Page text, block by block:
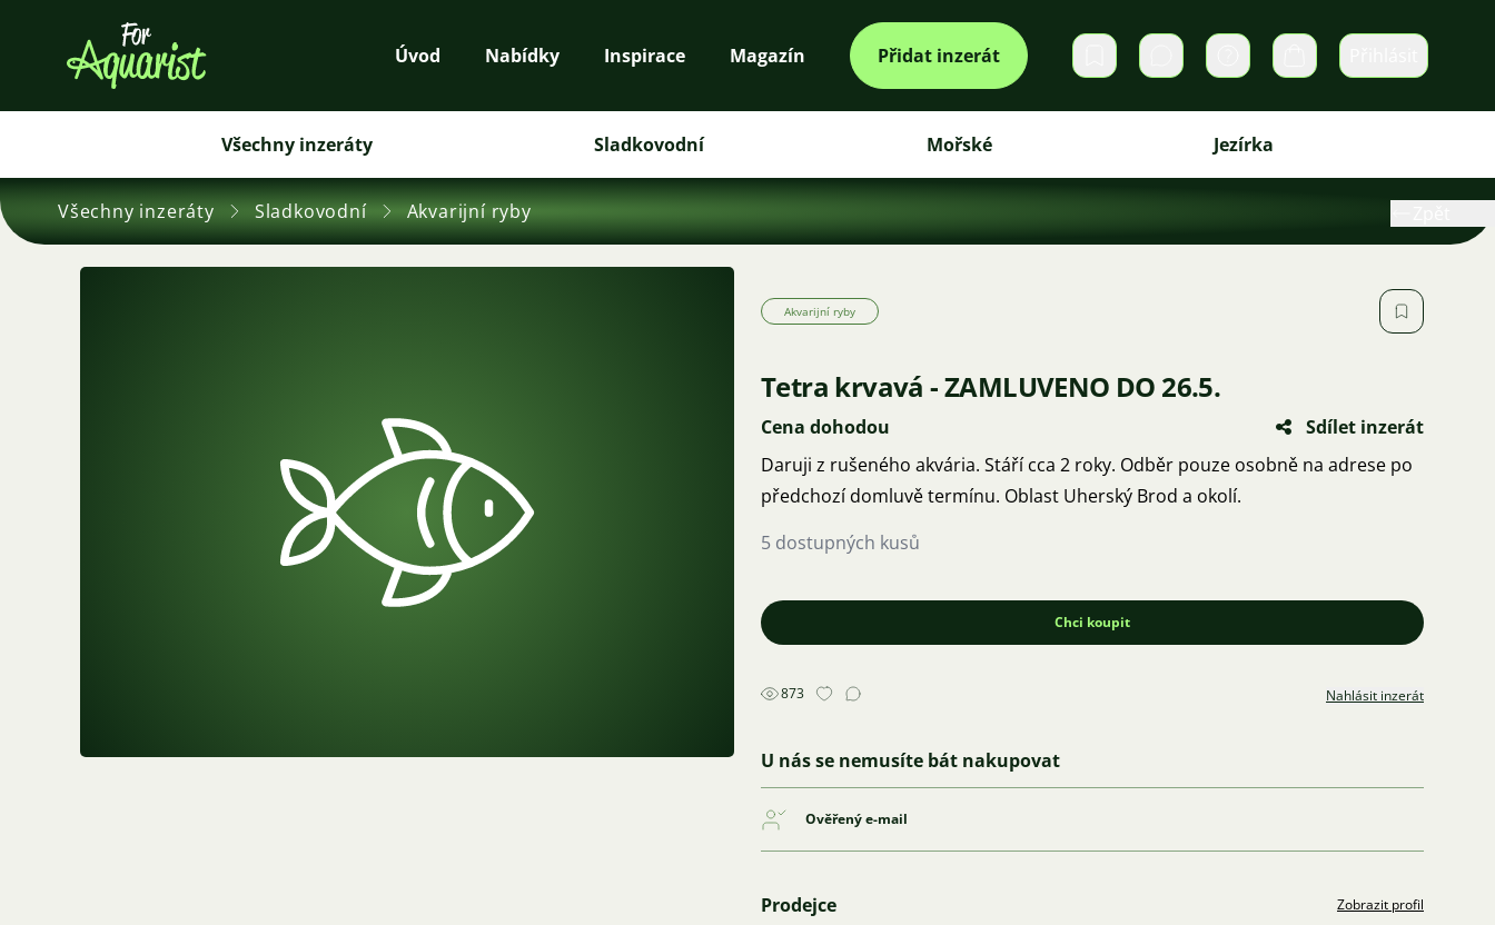
Úvod Nabídky Inspirace Magazín Přidat inzerát Soukromé zprávy Košík
Všechny inzeráty Sladkovodní Mořské Jezírka
Všechny inzeráty Sladkovodní Akvarijní ryby
Akvarijní ryby
Tetra krvavá - ZAMLUVENO DO 26.5.
Cena dohodou
Sdílet inzerát
Daruji z rušeného akvária. Stáří cca 2 roky. Odběr pouze osobně na adrese po
předchozí domluvě termínu. Oblast Uherský Brod a okolí.
5 dostupných kusů
Chci koupit
873 Nahlásit inzerát
U nás se nemusíte bát nakupovat
Ověřený e-mail
Prodejce Zobrazit profil